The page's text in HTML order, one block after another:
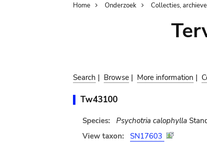
Breadcrumb
Home Onderzoek Collecties,
Search | Browse | More information |
Tw43100
Species: Psychotria calophylla
View taxon:
SN17603